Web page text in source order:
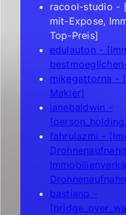
racool-studio -
mit-Expose,
Top-Preis]
edulauton -
mikegattorna -
Makler]
ianebaldwin -
fahrulazmi -
bastianp -